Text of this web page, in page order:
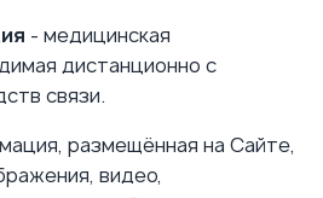
- медицинская
дистанционно с
связи.
размещённая на Сайте,
видео,